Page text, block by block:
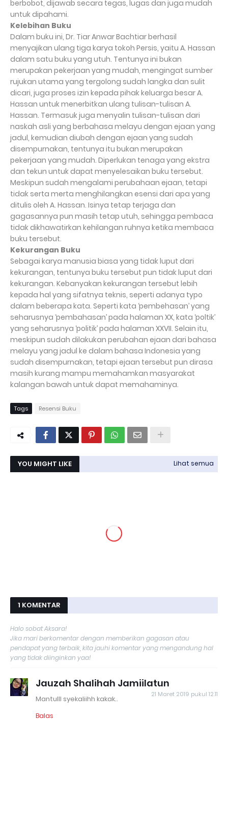
berbobot, dijawab secara tegas, lugas dan juga mudah
untuk dipahami.
Kelebihan Buku
Dalam buku ini, Dr. Tiar Anwar Bachtiar berhasil
menyajikan ulang tiga karya tokoh Persis, yaitu A. Hassan
dalam satu buku yang utuh. Tentunya ini bukan
merupakan pekerjaan yang mudah, mengingat sumber
rujukan utama yang tergolong sudah langka dan sulit
dicari, juga proses izin kepada pihak keluarga besar A.
Hassan untuk menerbitkan ulang tulisan-tulisan A.
Hassan. Termasuk juga menyalin tulisan-tulisan dari
naskah asli yang berbahasa melayu dengan ejaan yang
jadul, kemudian diubah dengan ejaan yang sudah
disempurnakan, tentunya itu bukan merupakan
pekerjaan yang mudah. Diperlukan tenaga yang ekstra
dan tekun untuk dapat menyelesaikan buku tersebut.
Meskipun sudah mengalami perubahaan ejaan, tetapi
tidak serta merta menghilangkan esensi dari apa yang
ditulis oleh A. Hassan. Isinya tetap terjaga dan
gagasannya pun masih tetap utuh, sehingga pembaca
tidak dikhawatirkan kehilangan ruhnya ketika membaca
buku tersebut.
Kekurangan Buku
Sebagai karya manusia biasa yang tidak luput dari
kekurangan, tentunya buku tersebut pun tidak luput dari
kekurangan. Kebanyakan kekurangan tersebut lebih
kepada hal yang sifatnya teknis, seperti adanya typo
dalam beberapa kata. Seperti kata ‘pembehasan’ yang
seharusnya ‘pembahasan’ pada halaman XX, kata ‘poltik’
yang seharusnya ‘politik’ pada halaman XXVII. Selain itu,
meskipun sudah dilakukan perubahan ejaan dari bahasa
melayu yang jadul ke dalam bahasa Indonesia yang
sudah disempurnakan, tetapi ejaan tersebut pun dirasa
masih kurang mampu memahamkan masyarakat
kalangan bawah untuk dapat memahaminya.
Tags Resensi Buku
YOU MIGHT LIKE Lihat semua
1 KOMENTAR
Halo sobat Aksara!
Jika mari berkomentar dengan memberikan gagasan atau
pendapat yang terbaik, kita jauhi komentar yang mengandung hal
yang tidak diinginkan yaa!
Jauzah Shalihah Jamiilatun
21 Maret 2019 pukul 12.11
Mantulll syekaliihh kakak..
Balas